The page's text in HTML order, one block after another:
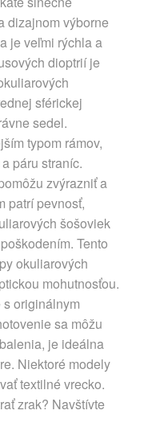
dizajnom výborne
je veľmi rýchla a
dioptrií je
sférickej
sedel.
typom rámov,
páru straníc.
zvýrazniť a
patrí pevnosť,
šošoviek
Tento
okuliarových
mohutnosťou.
originálnym
sa môžu
je ideálna
Niektoré modely
textilné vrecko.
zrak? Navštívte